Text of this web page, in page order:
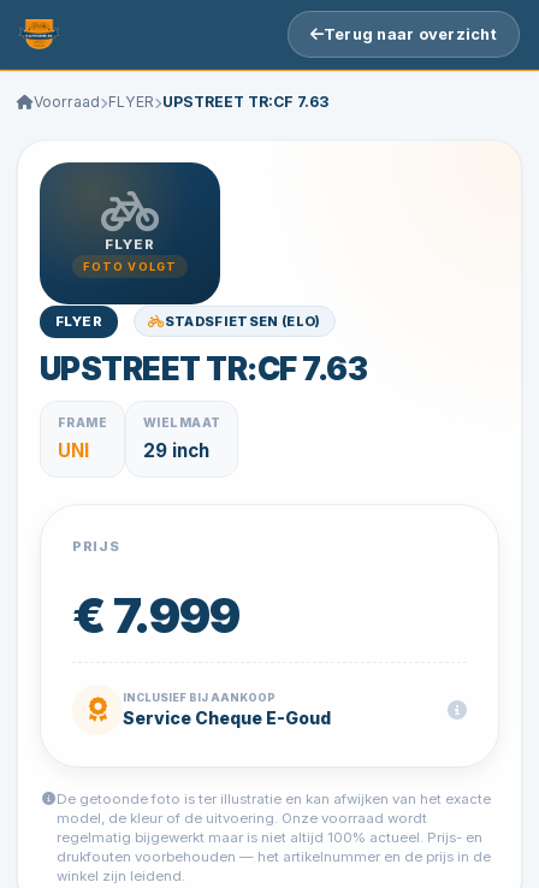
Terug naar overzicht
Voorraad FLYER UPSTREET TR:CF 7.63
FLYER
FOTO VOLGT
FLYER STADSFIETSEN (ELO)
UPSTREET TR:CF 7.63
FRAME
UNI
WIELMAAT
29 inch
PRIJS
€ 7.999
INCLUSIEF BIJ AANKOOP
Service Cheque E-Goud
De getoonde foto is ter illustratie en kan afwijken van het exacte
model, de kleur of de uitvoering. Onze voorraad wordt
regelmatig bijgewerkt maar is niet altijd 100% actueel. Prijs- en
drukfouten voorbehouden — het artikelnummer en de prijs in de
winkel zijn leidend.